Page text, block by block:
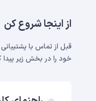
از اینجا شروع کن
قبل از تماس با
خود را در بخش‌ زیر پیدا